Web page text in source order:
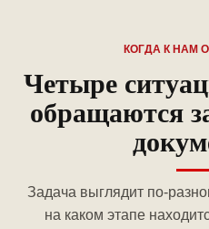
КОГДА К НАМ
Четыре
обращаются
Задача выглядит по-
на каком этапе